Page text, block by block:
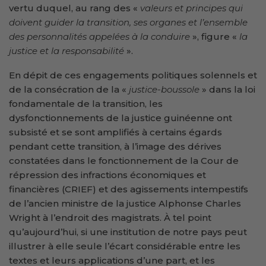
vertu duquel, au rang des « valeurs et principes qui
doivent guider la transition, ses organes et l’ensemble
des personnalités appelées à la conduire », figure « la
justice et la responsabilité ».
En dépit de ces engagements politiques solennels et
de la consécration de la « justice-boussole » dans la loi
fondamentale de la transition, les
dysfonctionnements de la justice guinéenne ont
subsisté et se sont amplifiés à certains égards
pendant cette transition, à l’image des dérives
constatées dans le fonctionnement de la Cour de
répression des infractions économiques et
financières (CRIEF) et des agissements intempestifs
de l’ancien ministre de la justice Alphonse Charles
Wright à l’endroit des magistrats. À tel point
qu’aujourd’hui, si une institution de notre pays peut
illustrer à elle seule l’écart considérable entre les
textes et leurs applications d’une part, et les